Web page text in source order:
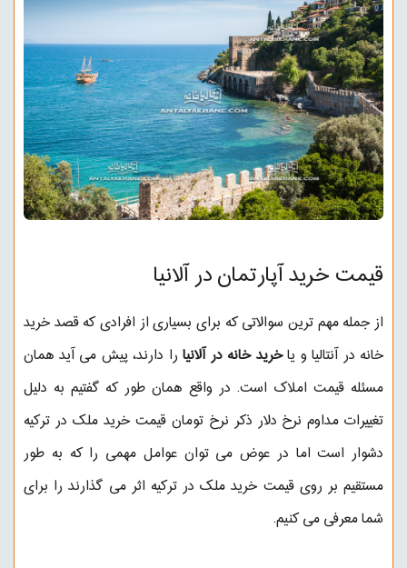
قیمت خرید آپارتمان در آلانیا
از جمله مهم ترین سوالاتی که برای بسیاری از افرادی که قصد خرید
خانه در آنتالیا و یاخرید خانه در آلانیا را دارند، پیش می آید همان
مسئله قیمت املاک است. در واقع همان طور که گفتیم به دلیل
تغییرات مداوم نرخ دلار ذکر نرخ تومان قیمت خرید ملک در ترکیه
دشوار است اما در عوض می توان عوامل مهمی را که به طور
مستقیم بر روی قیمت خرید ملک در ترکیه اثر می گذارند را برای
شما معرفی می کنیم.